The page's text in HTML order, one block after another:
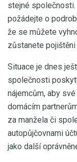
stejné
požádejte o
že se můžete
zůstanete pojištěni
Situace je dnes
společnosti
nájemcům, aby
domácím
za manžela či
autopůjčovnami
jako další